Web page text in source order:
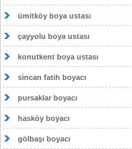
ümitköy boya ustası
çayyolu boya ustası
konutkent boya ustası
sincan fatih boyacı
pursaklar boyacı
hasköy boyacı
gölbaşı boyacı